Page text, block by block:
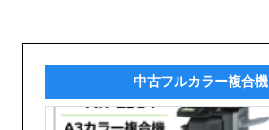
中古フルカラー複合機